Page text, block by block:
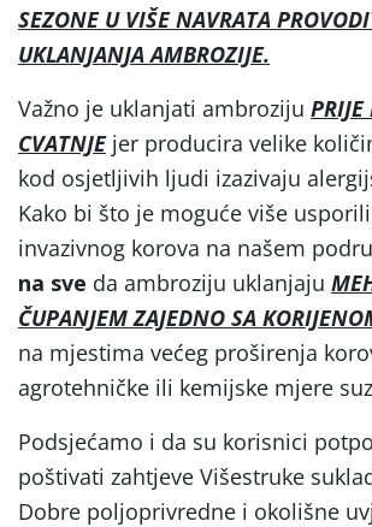
SEZONE U VIŠE NAVRATA
UKLANJANJA AMBROZIJE.
Važno je uklanjati ambroziju PRIJE
CVATNJEjer producira velike
kod osjetljivih ljudi izazivaju
Kako bi što je moguće više
invazivnog korova na našem
na sve da ambroziju uklanjaju
ČUPANJEM ZAJEDNO SA
na mjestima većeg proširenja
agrotehničke ili kemijske mjere
Podsjećamo i da su korisnici
poštivati zahtjeve Višestruke
Dobre poljoprivredne i okolišne